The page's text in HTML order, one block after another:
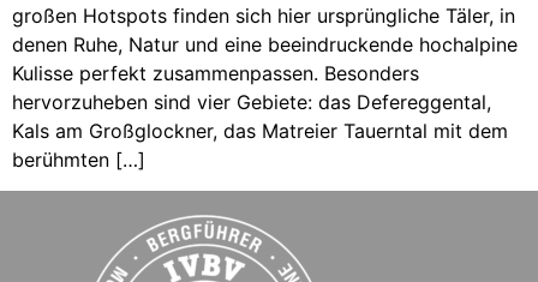
großen Hotspots finden sich hier ursprüngliche Täler, in
denen Ruhe, Natur und eine beeindruckende hochalpine
Kulisse perfekt zusammenpassen. Besonders
hervorzuheben sind vier Gebiete: das Defereggental,
Kals am Großglockner, das Matreier Tauerntal mit dem
berühmten […]